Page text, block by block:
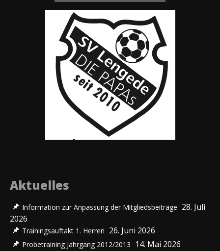
Aktuelles
Information zur Anpassung der Mitgliedsbeiträge 28. Juli
2026
Trainingsauftakt 1. Herren 26. Juni 2026
Probetraining Jahrgang 2012/2013 14. Mai 2026